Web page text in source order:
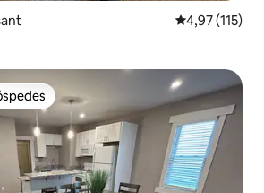
4,97 de uma
4,97 (115)
dos hóspedes